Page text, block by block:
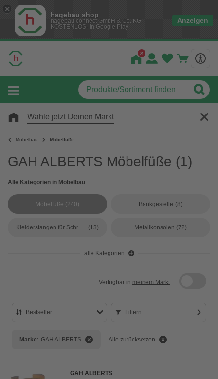
hagebau shop
hagebau connect GmbH & Co. KG
KOSTENLOS- In Google Play
Anzeigen
Wähle jetzt Deinen Markt
Möbelbau Möbelfüße
GAH ALBERTS Möbelfüße (1)
Alle Kategorien in Möbelbau
Möbelfüße (240) Bankgestelle (8)
Kleiderstangen für Schränke (13) Metallkonsolen (72)
alle Kategorien
Verfügbar in meinem Markt
Bestseller Filtern
Marke: GAH ALBERTS Alle zurücksetzen
GAH ALBERTS